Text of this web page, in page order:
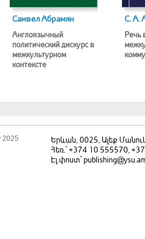
Самвел Абрамян
Англоязычный
политический дискурс в
межкультурном
контексте
С. А.
Речь
2025
Երևան, 0025, Ալեք
Հեռ.` +374 10 555570,
Էլ.փոստ`